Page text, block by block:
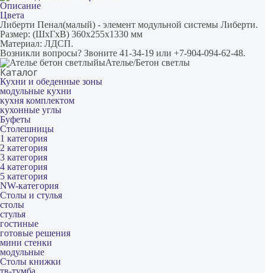
Описание
Цвета
Либерти Пенал(малый) - элемент модульной системы Либерти.
Размер: (ШxГxВ) 360x255x1330 мм
Материал: ЛДСП.
Возникли вопросы? Звоните 41-34-19 или +7-904-094-62-48.
Ателье/Бетон светлы
Каталог
Кухни и обеденные зоны
модульные кухни
кухня комплектом
кухонные углы
Буфеты
Столешницы
1 категория
2 категория
3 категория
4 категория
5 категория
NW-категория
Столы и стулья
столы
стулья
гостиные
готовые решения
мини стенки
модульные
Столы книжки
тв-тумба